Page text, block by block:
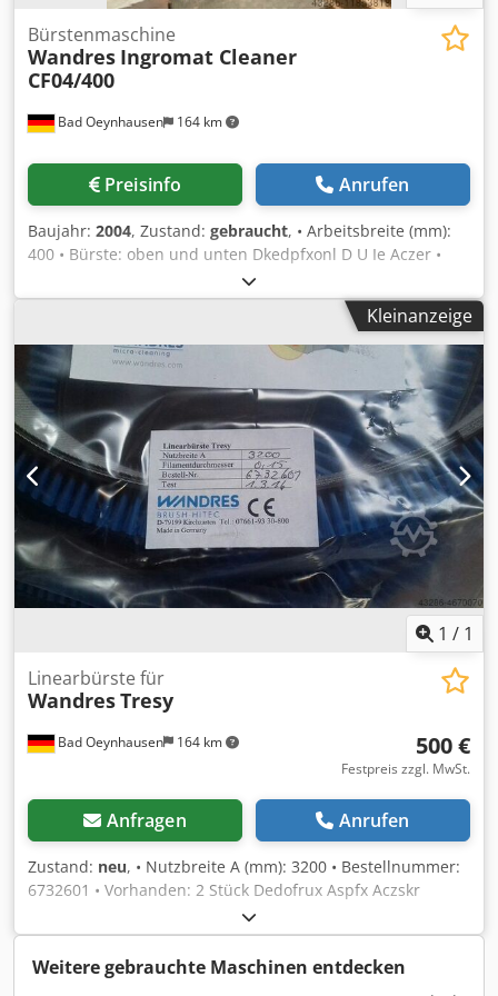
Bad Oeynhausen 164 km
Bürstenmaschine
Wandres Ingromat Cleaner
CF04/400
Preisinfo Anrufen
Baujahr: 2004, Zustand: gebraucht, • Arbeitsbreite (mm):
400 • Bürste: oben und unten Dkedpfxonl D U Ie Aczer •
Kleinanzeige
1 / 1
Bad Oeynhausen 164 km
Linearbürste für
WandresTresy
500 €
Festpreis zzgl. MwSt.
Anfragen Anrufen
Zustand: neu, • Nutzbreite A (mm): 3200 • Bestellnummer:
6732601 • Vorhanden: 2 Stück Dedofrux Aspfx Aczskr
Weitere gebrauchte Maschinen entdecken